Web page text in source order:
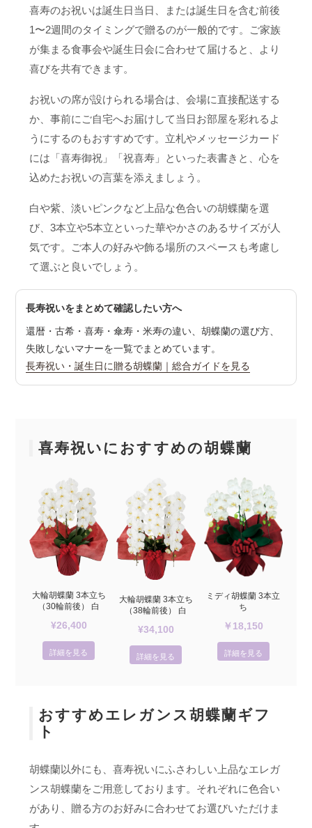
喜寿のお祝いは誕生日当日、または誕生日を含む前後
1〜2週間のタイミングで贈るのが一般的です。ご家族
が集まる食事会や誕生日会に合わせて届けると、より
喜びを共有できます。
お祝いの席が設けられる場合は、会場に直接配送する
か、事前にご自宅へお届けして当日お部屋を彩れるよ
うにするのもおすすめです。立札やメッセージカード
には「喜寿御祝」「祝喜寿」といった表書きと、心を
込めたお祝いの言葉を添えましょう。
白や紫、淡いピンクなど上品な色合いの胡蝶蘭を選
び、3本立や5本立といった華やかさのあるサイズが人
気です。ご本人の好みや飾る場所のスペースも考慮し
て選ぶと良いでしょう。
長寿祝いをまとめて確認したい方へ
還暦・古希・喜寿・傘寿・米寿の違い、胡蝶蘭の選び方、
失敗しないマナーを一覧でまとめています。
長寿祝い・誕生日に贈る胡蝶蘭｜総合ガイドを見る
喜寿祝いにおすすめの胡蝶蘭
大輪胡蝶蘭 3本立ち
（30輪前後） 白
¥26,400
詳細を見る
大輪胡蝶蘭 3本立ち
（38輪前後） 白
¥34,100
詳細を見る
ミディ胡蝶蘭 3本立
ち
￥18,150
詳細を見る
おすすめエレガンス胡蝶蘭ギフ
ト
胡蝶蘭以外にも、喜寿祝いにふさわしい上品なエレガ
ンス胡蝶蘭をご用意しております。それぞれに色合い
があり、贈る方のお好みに合わせてお選びいただけま